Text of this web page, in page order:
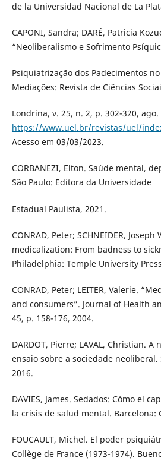
de la Universidad Nacional de La
CAPONI, Sandra; DARÉ, Patricia
“Neoliberalismo e Sofrimento
Psiquiatrização dos Padecimentos
Mediações: Revista de Ciências
Londrina, v. 25, n. 2, p. 302-320,
https://www.uel.br/revistas/uel/
Acesso em 03/03/2023.
CORBANEZI, Elton. Saúde mental,
São Paulo: Editora da Universidade
Estadual Paulista, 2021.
CONRAD, Peter; SCHNEIDER, Joseph
medicalization: From badness to
Philadelphia: Temple University
CONRAD, Peter; LEITER, Valerie.
and consumers”. Journal of Health
45, p. 158-176, 2004.
DARDOT, Pierre; LAVAL, Christian. A
ensaio sobre a sociedade neoliberal.
2016.
DAVIES, James. Sedados: Cómo el
la crisis de salud mental. Barcelona:
FOUCAULT, Michel. El poder
Collège de France (1973-1974).